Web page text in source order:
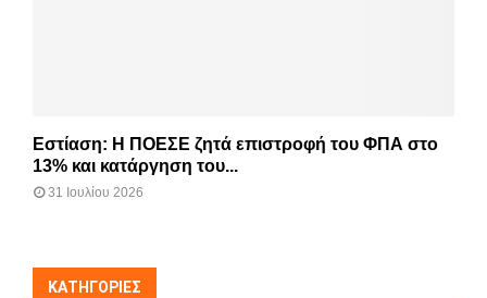
Εστίαση: Η ΠΟΕΣΕ ζητά επιστροφή του ΦΠΑ στο
13% και κατάργηση του...
31 Ιουλίου 2026
KΑΤΗΓΟΡΊΕΣ